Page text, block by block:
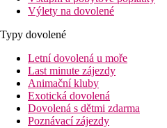
Výlety na dovolené
Typy dovolené
Letní dovolená u moře
Last minute zájezdy
Animační kluby
Exotická dovolená
Dovolená s dětmi zdarma
Poznávací zájezdy